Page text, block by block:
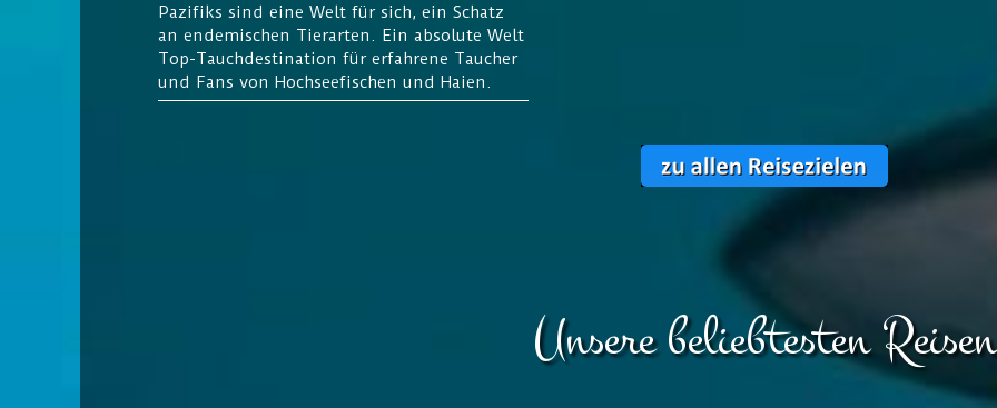
Pazifiks sind eine Welt für sich, ein Schatz
an endemischen Tierarten. Ein absolute Welt
Top-Tauchdestination für erfahrene Taucher
und Fans von Hochseefischen und Haien.
Unsere beliebtesten Reisen